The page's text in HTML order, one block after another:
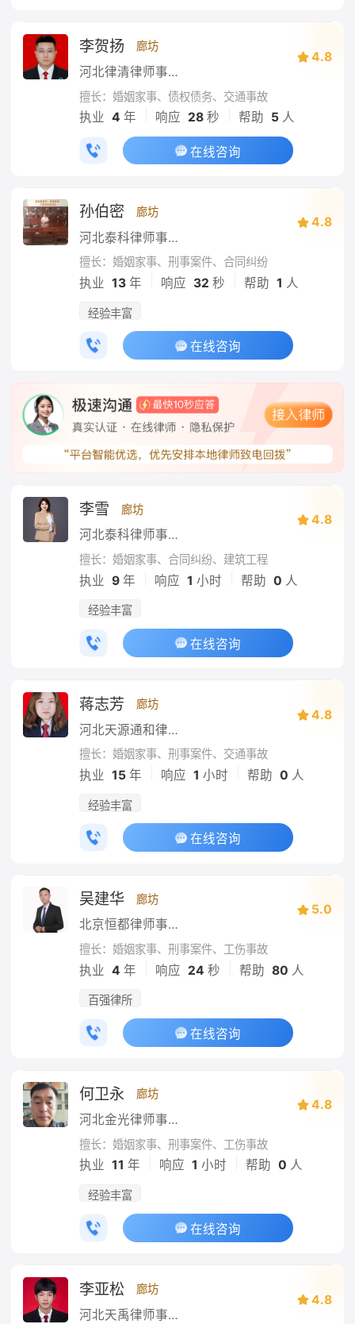
李贺扬 廊坊
河北律清律师事务所
4.8
擅长：婚姻家事、债权债务、交通事故
执业 4 年 响应 28秒 帮助 5人
在线咨询
孙伯密 廊坊
河北泰科律师事务所
4.8
擅长：婚姻家事、刑事案件、合同纠纷
执业 13 年 响应 32 秒 帮助 1 人
经验丰富
在线咨询
李雪 廊坊
河北泰科律师事务所
4.8
擅长：婚姻家事、合同纠纷、建筑工程
执业 9 年 响应 1 小时 帮助 0 人
经验丰富
在线咨询
蒋志芳 廊坊
河北天源通和律师事务所
4.8
擅长：婚姻家事、刑事案件、交通事故
执业 15 年 响应 1 小时 帮助 0 人
经验丰富
在线咨询
吴建华 廊坊
北京恒都律师事务所
5.0
擅长：婚姻家事、刑事案件、工伤事故
执业 4 年 响应 24 秒 帮助 80 人
百强律所
在线咨询
何卫永 廊坊
河北金光律师事务所
4.8
擅长：婚姻家事、刑事案件、工伤事故
执业 11 年 响应 1 小时 帮助 0 人
经验丰富
在线咨询
李亚松 廊坊
河北天禹律师事务所
4.8